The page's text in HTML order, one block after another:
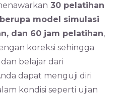
30 pelatihan
model simulasi
dan 60 jam pelatihan,
koreksi sehingga
belajar dari
dapat menguji diri
kondisi seperti ujian